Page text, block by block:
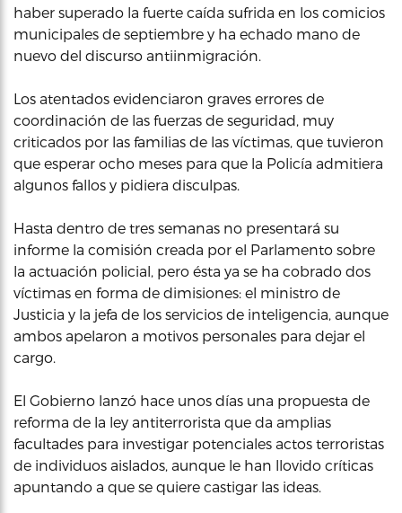
haber superado la fuerte caída sufrida en los comicios
municipales de septiembre y ha echado mano de
nuevo del discurso antiinmigración.
Los atentados evidenciaron graves errores de
coordinación de las fuerzas de seguridad, muy
criticados por las familias de las víctimas, que tuvieron
que esperar ocho meses para que la Policía admitiera
algunos fallos y pidiera disculpas.
Hasta dentro de tres semanas no presentará su
informe la comisión creada por el Parlamento sobre
la actuación policial, pero ésta ya se ha cobrado dos
víctimas en forma de dimisiones: el ministro de
Justicia y la jefa de los servicios de inteligencia, aunque
ambos apelaron a motivos personales para dejar el
cargo.
El Gobierno lanzó hace unos días una propuesta de
reforma de la ley antiterrorista que da amplias
facultades para investigar potenciales actos terroristas
de individuos aislados, aunque le han llovido críticas
apuntando a que se quiere castigar las ideas.